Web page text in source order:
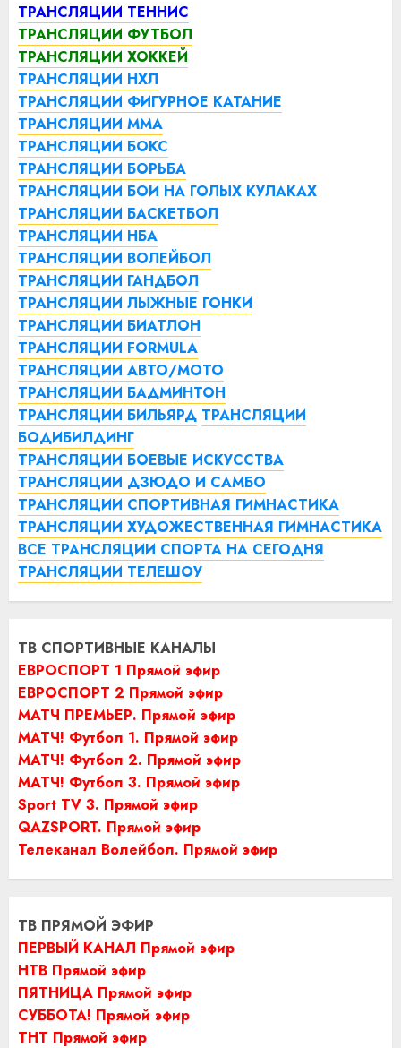
ТРАНСЛЯЦИИ ТЕННИС
ТРАНСЛЯЦИИ ФУТБОЛ
ТРАНСЛЯЦИИ ХОККЕЙ
ТРАНСЛЯЦИИ НХЛ
ТРАНСЛЯЦИИ ФИГУРНОЕ КАТАНИЕ
ТРАНСЛЯЦИИ ММА
ТРАНСЛЯЦИИ БОКС
ТРАНСЛЯЦИИ БОРЬБА
ТРАНСЛЯЦИИ БОИ НА ГОЛЫХ КУЛАКАХ
ТРАНСЛЯЦИИ БАСКЕТБОЛ
ТРАНСЛЯЦИИ НБА
ТРАНСЛЯЦИИ ВОЛЕЙБОЛ
ТРАНСЛЯЦИИ ГАНДБОЛ
ТРАНСЛЯЦИИ ЛЫЖНЫЕ ГОНКИ
ТРАНСЛЯЦИИ БИАТЛОН
ТРАНСЛЯЦИИ FORMULA
ТРАНСЛЯЦИИ АВТО/МОТО
ТРАНСЛЯЦИИ БАДМИНТОН
ТРАНСЛЯЦИИ БИЛЬЯРД ТРАНСЛЯЦИИ
БОДИБИЛДИНГ
ТРАНСЛЯЦИИ БОЕВЫЕ ИСКУССТВА
ТРАНСЛЯЦИИ ДЗЮДО И САМБО
ТРАНСЛЯЦИИ СПОРТИВНАЯ ГИМНАСТИКА
ТРАНСЛЯЦИИ ХУДОЖЕСТВЕННАЯ ГИМНАСТИКА
ВСЕ ТРАНСЛЯЦИИ СПОРТА НА СЕГОДНЯ
ТРАНСЛЯЦИИ ТЕЛЕШОУ
ТВ СПОРТИВНЫЕ КАНАЛЫ
ЕВРОСПОРТ 1 Прямой эфир
ЕВРОСПОРТ 2 Прямой эфир
МАТЧ ПРЕМЬЕР. Прямой эфир
МАТЧ! Футбол 1. Прямой эфир
МАТЧ! Футбол 2. Прямой эфир
МАТЧ! Футбол 3. Прямой эфир
Sport TV 3. Прямой эфир
QAZSPORT. Прямой эфир
Телеканал Волейбол. Прямой эфир
ТВ ПРЯМОЙ ЭФИР
ПЕРВЫЙ КАНАЛ Прямой эфир
НТВ Прямой эфир
ПЯТНИЦА Прямой эфир
СУББОТА! Прямой эфир
ТНТ Прямой эфир